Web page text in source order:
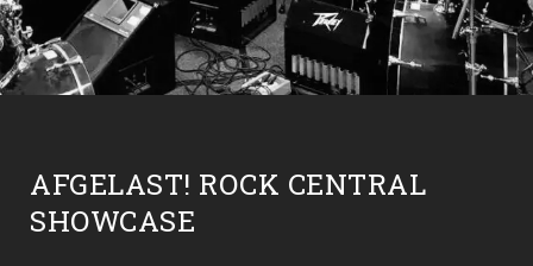
AFGELAST! ROCK CENTRAL
SHOWCASE